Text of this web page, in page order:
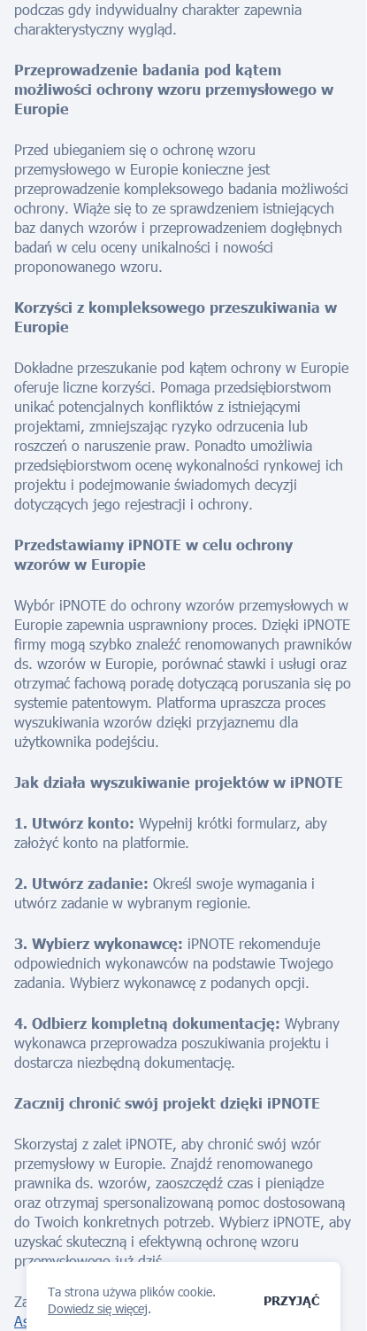
Ta strona używa plików cookie.
Dowiedz się więcej.
PRZYJĄĆ
podczas gdy indywidualny charakter zapewnia
charakterystyczny wygląd.
Przeprowadzenie badania pod kątem
możliwości ochrony wzoru przemysłowego w
Europie
Przed ubieganiem się o ochronę wzoru
przemysłowego w Europie konieczne jest
przeprowadzenie kompleksowego badania możliwości
ochrony. Wiąże się to ze sprawdzeniem istniejących
baz danych wzorów i przeprowadzeniem dogłębnych
badań w celu oceny unikalności i nowości
proponowanego wzoru.
Korzyści z kompleksowego przeszukiwania w
Europie
Dokładne przeszukanie pod kątem ochrony w Europie
oferuje liczne korzyści. Pomaga przedsiębiorstwom
unikać potencjalnych konfliktów z istniejącymi
projektami, zmniejszając ryzyko odrzucenia lub
roszczeń o naruszenie praw. Ponadto umożliwia
przedsiębiorstwom ocenę wykonalności rynkowej ich
projektu i podejmowanie świadomych decyzji
dotyczących jego rejestracji i ochrony.
Przedstawiamy iPNOTE w celu ochrony
wzorów w Europie
Wybór iPNOTE do ochrony wzorów przemysłowych w
Europie zapewnia usprawniony proces. Dzięki iPNOTE
firmy mogą szybko znaleźć renomowanych prawników
ds. wzorów w Europie, porównać stawki i usługi oraz
otrzymać fachową poradę dotyczącą poruszania się po
systemie patentowym. Platforma upraszcza proces
wyszukiwania wzorów dzięki przyjaznemu dla
użytkownika podejściu.
Jak działa wyszukiwanie projektów w iPNOTE
1. Utwórz konto: Wypełnij krótki formularz, aby
założyć konto na platformie.
2. Utwórz zadanie: Określ swoje wymagania i
utwórz zadanie w wybranym regionie.
3. Wybierz wykonawcę: iPNOTE rekomenduje
odpowiednich wykonawców na podstawie Twojego
zadania. Wybierz wykonawcę z podanych opcji.
4. Odbierz kompletną dokumentację: Wybrany
wykonawca przeprowadza poszukiwania projektu i
dostarcza niezbędną dokumentację.
Zacznij chronić swój projekt dzięki iPNOTE
Skorzystaj z zalet iPNOTE, aby chronić swój wzór
przemysłowy w Europie. Znajdź renomowanego
prawnika ds. wzorów, zaoszczędź czas i pieniądze
oraz otrzymaj spersonalizowaną pomoc dostosowaną
do Twoich konkretnych potrzeb. Wybierz iPNOTE, aby
uzyskać skuteczną i efektywną ochronę wzoru
przemysłowego już dziś.
Zacznij chronić swój adres IP dzięki naszemu
Asystent AI
Teraz!